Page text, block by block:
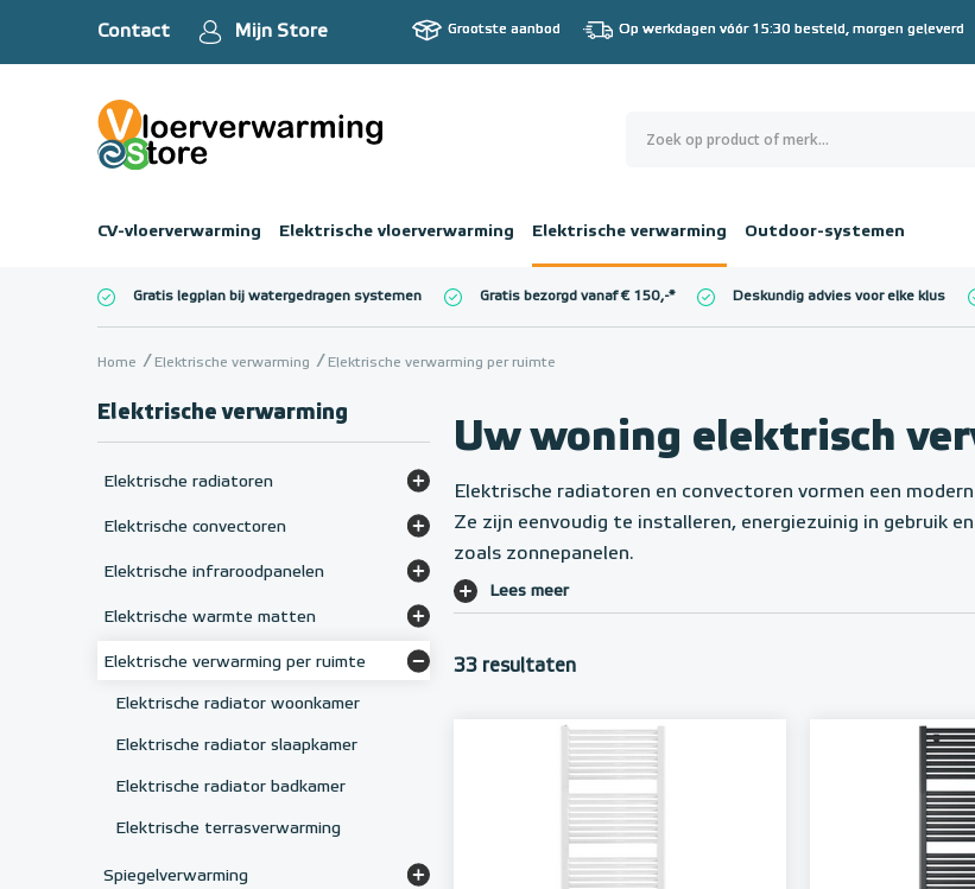
Contact Mijn Store Grootste aanbod Op werkdagen vóór 15:30 besteld, morgen geleverd
CV-vloerverwarming Elektrische vloerverwarming Elektrische verwarming Outdoor-systemen
€ 0,00
Gratis legplan bij watergedragen systemen Gratis bezorgd vanaf € 150,-* Deskundig advies voor elke klus
Home Elektrische verwarming Elektrische verwarming per ruimte
Elektrische verwarming
Elektrische radiatoren
Elektrische convectoren
Elektrische infraroodpanelen
Elektrische warmte matten
Elektrische verwarming per ruimte
Elektrische radiator woonkamer
Elektrische radiator slaapkamer
Elektrische radiator badkamer
Elektrische terrasverwarming
Spiegelverwarming
Uw woning elektrisch
Elektrische radiatoren en convectoren vormen een
Ze zijn eenvoudig te installeren, energiezuinig in gebruik
zoals zonnepanelen.
Lees meer
33 resultaten